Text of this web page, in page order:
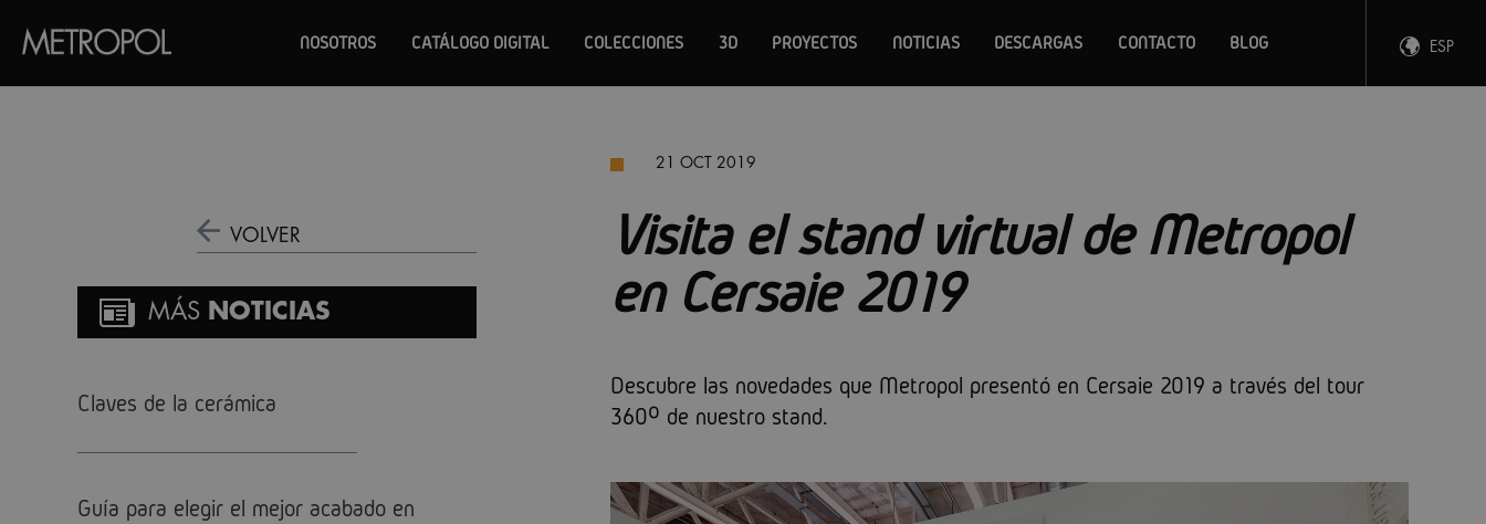
NOSOTROS CATÁLOGO DIGITAL COLECCIONES 3D PROYECTOS NOTICIAS DESCARGAS CONTACTO BLOG ESP
ENG
VOLVER
MÁS NOTICIAS
Claves de la cerámica
Guía para elegir el mejor acabado en
21 OCT 2019
Visita el stand virtual de Metropol
en Cersaie 2019
Descubre las novedades que Metropol presentó en Cersaie 2019 a través del tour
360º de nuestro stand.